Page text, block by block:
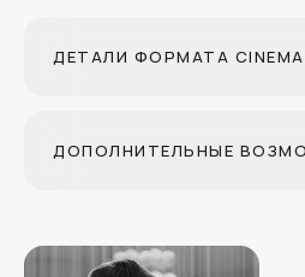
ДЕТАЛИ ФОРМАТА CINEMA
ДОПОЛНИТЕЛЬНЫЕ